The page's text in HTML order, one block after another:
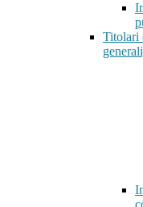
Titolari